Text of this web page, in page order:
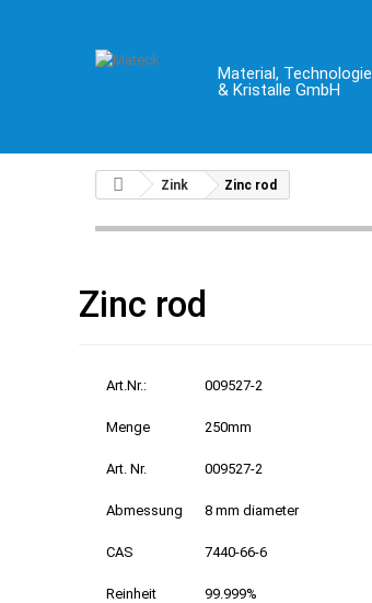
Material, Technologie
& Kristalle GmbH
Zink Zinc rod
Zinc rod
Art.Nr.: 009527-2
Menge 250mm
Art. Nr. 009527-2
Abmessung 8 mm diameter
CAS 7440-66-6
Reinheit 99.999%